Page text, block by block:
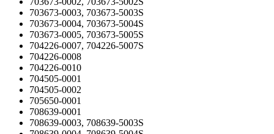
703673-0003, 703673-5003S
703673-0004, 703673-5004S
703673-0005, 703673-5005S
704226-0007, 704226-5007S
704226-0008
704226-0010
704505-0001
704505-0002
705650-0001
708639-0001
708639-0003, 708639-5003S